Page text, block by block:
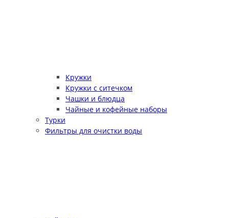
Кружки
Кружки с ситечком
Чашки и блюдца
Чайные и кофейные наборы
Турки
Фильтры для очистки воды